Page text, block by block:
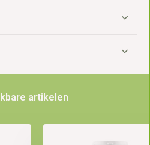
artikelen